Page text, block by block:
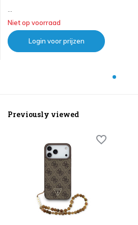
Niet op voorraad
Login voor prijzen
Previously viewed